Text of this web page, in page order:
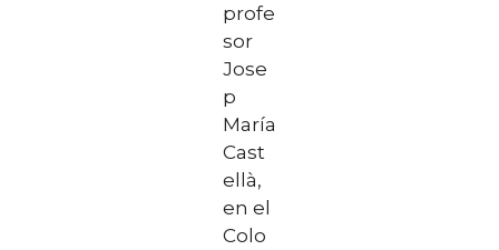
profe
sor
Jose
p
María
Cast
ellà,
en el
Colo